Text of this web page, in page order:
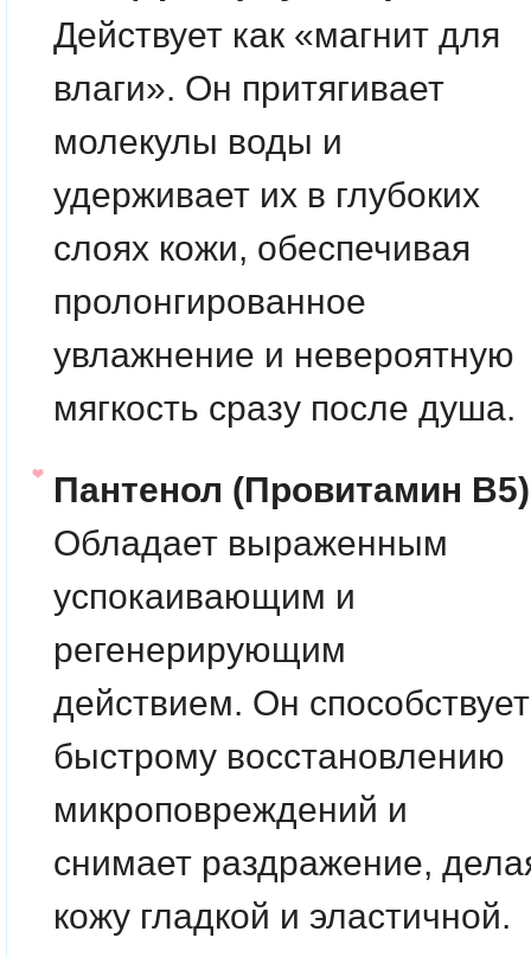
Действует как «магнит для
влаги». Он притягивает
молекулы воды и
удерживает их в глубоких
слоях кожи, обеспечивая
пролонгированное
увлажнение и невероятную
мягкость сразу после душа.
Пантенол (Провитамин
Обладает выраженным
успокаивающим и
регенерирующим
действием. Он способствует
быстрому восстановлению
микроповреждений и
снимает раздражение,
кожу гладкой и эластичной.